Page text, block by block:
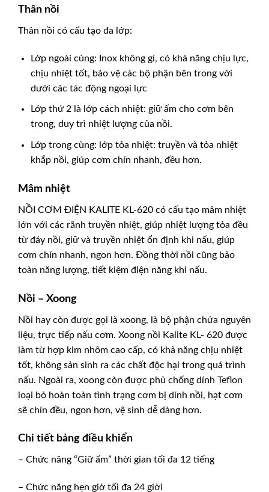
Thân nồi
Thân nồi có cấu tạo đa lớp:
Lớp ngoài cùng: Inox không gỉ, có khả năng chịu lực,
chịu nhiệt tốt, bảo vệ các bộ phận bên trong với
dưới các tác động ngoại lực
Lớp thứ 2 là lớp cách nhiệt: giữ ấm cho cơm bên
trong, duy trì nhiệt lượng của nồi.
Lớp trong cùng: lớp tỏa nhiệt: truyền và tỏa nhiệt
khắp nồi, giúp cơm chín nhanh, đều hơn.
Mâm nhiệt
NỒI CƠM ĐIỆN KALITE KL-620 có cấu tạo mâm nhiệt
lớn với các rãnh truyền nhiệt, giúp nhiệt lượng tỏa đều
từ đáy nồi, giữ và truyền nhiệt ổn định khi nấu, giúp
cơm chín nhanh, ngon hơn. Đồng thời nồi cũng bảo
toàn năng lượng, tiết kiệm điện năng khi nấu.
Nồi – Xoong
Nồi hay còn được gọi là xoong, là bộ phận chứa nguyên
liệu, trực tiếp nấu cơm. Xoong nồi Kalite KL- 620 được
làm từ hợp kim nhôm cao cấp, có khả năng chịu nhiệt
tốt, không sản sinh ra các chất độc hại trong quá trình
nấu. Ngoài ra, xoong còn được phủ chống dính Teflon
loại bỏ hoàn toàn tình trạng cơm bị dính nồi, hạt cơm
sẽ chín đều, ngon hơn, vệ sinh dễ dàng hơn.
Chi tiết bảng điều khiển
– Chức năng “Giữ ấm” thời gian tối đa 12 tiếng
– Chức năng hẹn giờ tối đa 24 giời